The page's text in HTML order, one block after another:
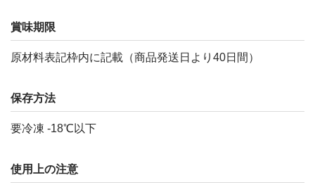
賞味期限
原材料表記枠内に記載（商品発送日より40日間）
保存方法
要冷凍 -18℃以下
使用上の注意